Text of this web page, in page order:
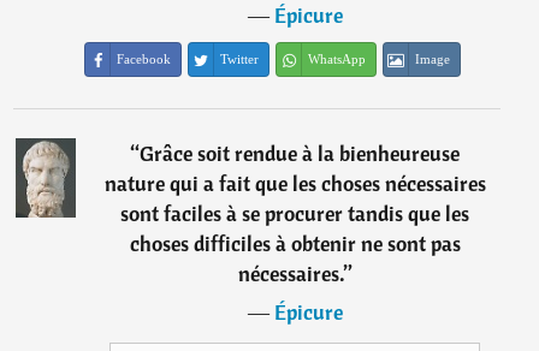
―Épicure
Facebook Twitter WhatsApp Image
“Grâce soit rendue à la bienheureuse
nature qui a fait que les choses nécessaires
sont faciles à se procurer tandis que les
choses difficiles à obtenir ne sont pas
nécessaires.”
―Épicure